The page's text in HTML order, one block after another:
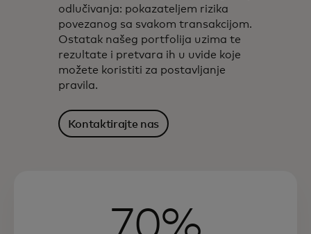
odlučivanja: pokazateljem rizika
povezanog sa svakom transakcijom.
Ostatak našeg portfolija uzima te
rezultate i pretvara ih u uvide koje
možete koristiti za postavljanje
pravila.
Kontaktirajte nas